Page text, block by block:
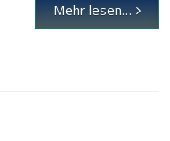
Mehr lesen…